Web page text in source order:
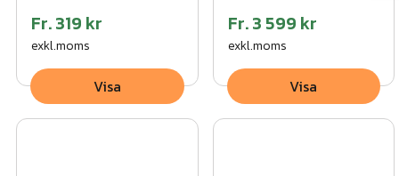
Fr.319 kr
exkl.moms
Visa
Fr.3 599 kr
exkl.moms
Visa